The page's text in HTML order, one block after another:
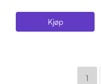
Kjøp
1